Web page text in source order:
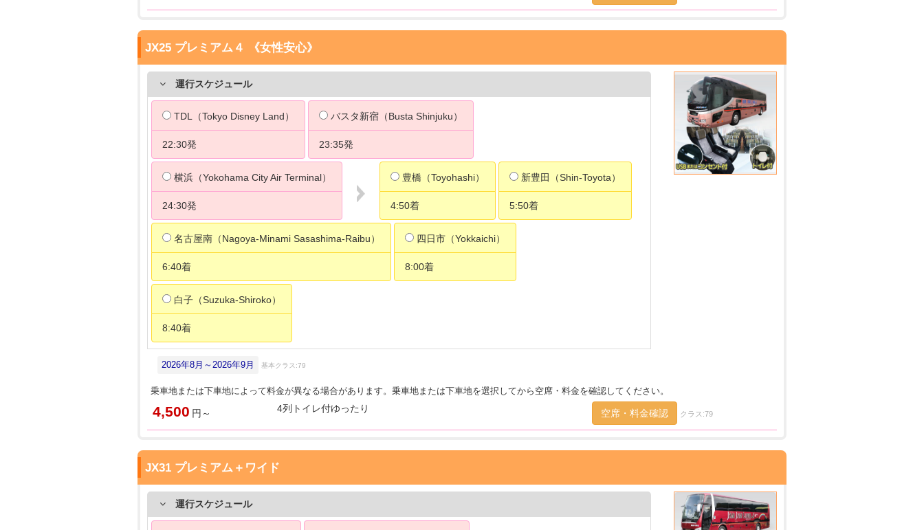
JX25 プレミアム４ 《女性安心》
運行スケジュール
TDL（Tokyo Disney Land）
22:30発
バスタ新宿（Busta Shinjuku）
23:35発
横浜（Yokohama City Air Terminal）
24:30発
豊橋（Toyohashi）
4:50着
新豊田（Shin-Toyota）
5:50着
名古屋南（Nagoya-Minami Sasashima-Raibu）
6:40着
四日市（Yokkaichi）
8:00着
白子（Suzuka-Shiroko）
8:40着
2026年8月～2026年9月 基本クラス:79
乗車地または下車地によって料金が異なる場合があります。乗車地または下車地を選択してから空席・料金を確認してください。
4,500 円～ 4列トイレ付ゆったり 空席・料金確認 クラス:79
JX31 プレミアム＋ワイド
運行スケジュール